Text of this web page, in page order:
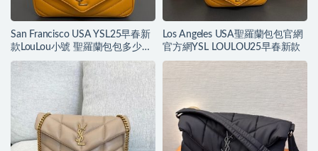
San Francisco USA YSL25早春新
款LouLou小號 聖羅蘭包包多少錢
一個
Los Angeles USA聖羅蘭包包官網
官方網YSL LOULOU25早春新款